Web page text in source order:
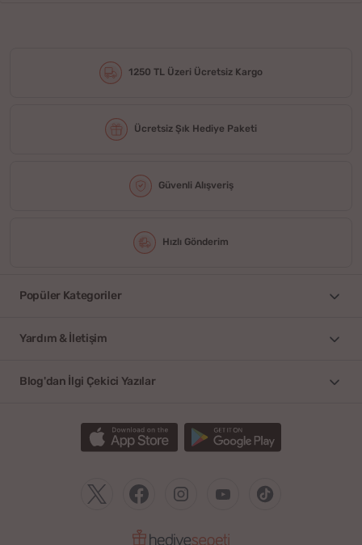
1250 TL Üzeri Ücretsiz Kargo
Ücretsiz Şık Hediye Paketi
Güvenli Alışveriş
Hızlı Gönderim
Popüler Kategoriler
Yardım & İletişim
Blog'dan İlgi Çekici Yazılar